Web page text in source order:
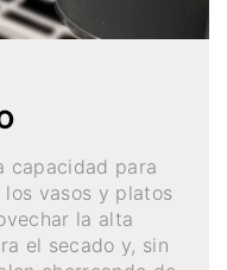
capacidad para
los vasos y platos
la alta
el secado y, sin